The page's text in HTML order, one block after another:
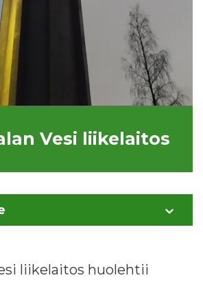
Vesi liikelaitos
liikelaitos huolehtii